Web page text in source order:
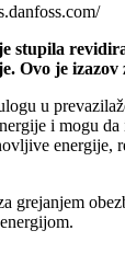
stupila
Ovo je
u
i mogu
grejanjem